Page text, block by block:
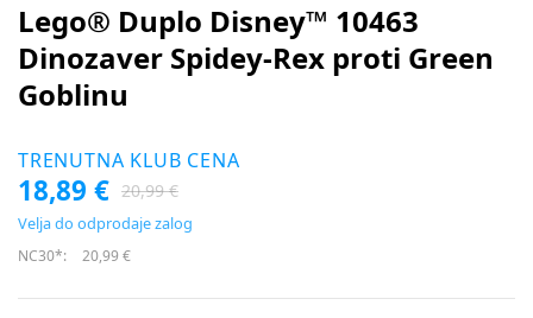
Lego® Duplo Disney™ 10463
Dinozaver Spidey-Rex proti Green
Goblinu
TRENUTNA KLUB CENA
18,89 € 20,99 €
Velja do odprodaje zalog
NC30*: 20,99 €